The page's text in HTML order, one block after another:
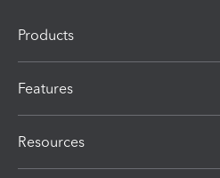
Products
Features
Resources